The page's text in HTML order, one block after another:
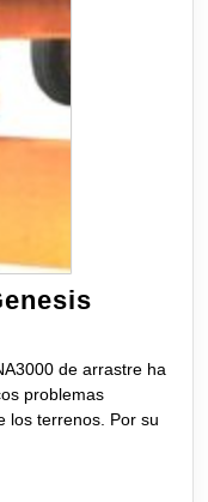
de arrastre ha
problemas
los terrenos. Por su